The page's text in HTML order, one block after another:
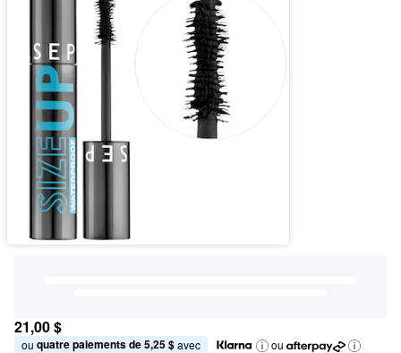
21,00 $
ou quatre paiements de 5,25 $ avec
ou